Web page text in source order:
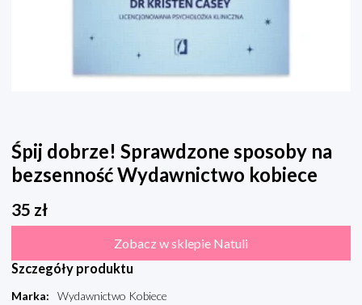
Śpij dobrze! Sprawdzone sposoby na
bezsenność Wydawnictwo kobiece
35 zł
Zobacz w sklepie Natuli
Szczegóły produktu
Marka:
Wydawnictwo Kobiece